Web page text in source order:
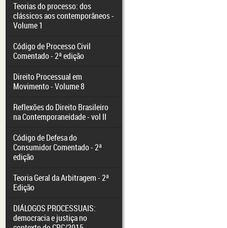
Teorias do processo: dos
clássicos aos contemporâneos -
Volume 1
Código de Processo Civil
Comentado - 2ª edição
Direito Processual em
Movimento - Volume 8
Reflexões do Direito Brasileiro
na Contemporaneidade - vol II
Código de Defesa do
Consumidor Comentado - 2ª
edição
Teoria Geral da Arbitragem - 2ª
Edição
DIÁLOGOS PROCESSUAIS:
democracia e justiça no